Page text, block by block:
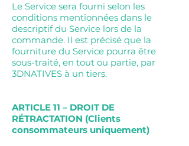
Le Service sera fourni selon les
conditions mentionnées dans le
descriptif du Service lors de la
commande. Il est précisé que la
fourniture du Service pourra être
sous-traité, en tout ou partie, par
3DNATIVES à un tiers.
ARTICLE 11 – DROIT DE
RÉTRACTATION (Clients
consommateurs uniquement)